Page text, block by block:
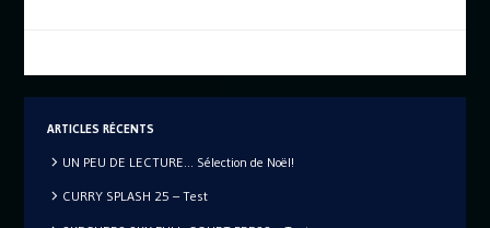
ARTICLES RÉCENTS
UN PEU DE LECTURE… Sélection de Noël!
CURRY SPLASH 25 – Test